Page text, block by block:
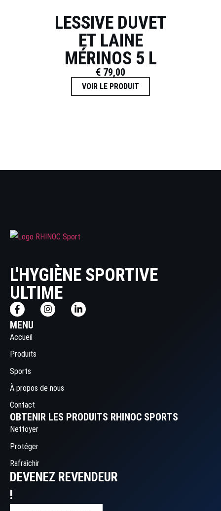
LESSIVE DUVET
ET LAINE
MÉRINOS 5 L
€ 79,00
VOIR LE PRODUIT
L'HYGIÈNE SPORTIVE
ULTIME
MENU
Accueil
Produits
Sports
À propos de nous
Contact
OBTENIR LES PRODUITS RHINOC SPORTS
Nettoyer
Protéger
Rafraîchir
DEVENEZ REVENDEUR
!